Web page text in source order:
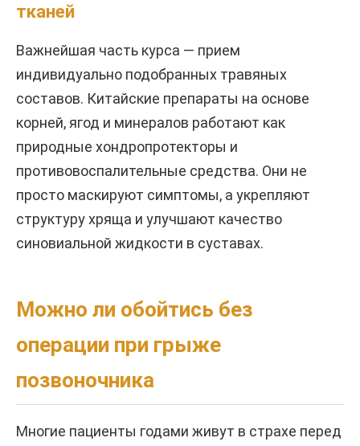
тканей
Важнейшая часть курса — прием
индивидуально подобранных травяных
составов. Китайские препараты на основе
корней, ягод и минералов работают как
природные хондропротекторы и
противовоспалительные средства. Они не
просто маскируют симптомы, а укрепляют
структуру хряща и улучшают качество
синовиальной жидкости в суставах.
Можно ли обойтись без
операции при грыже
позвоночника
Многие пациенты годами живут в страхе перед